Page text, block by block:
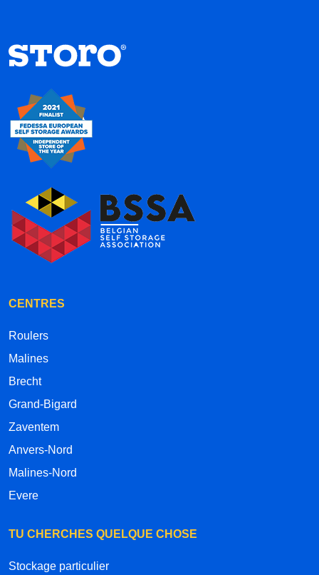
CENTRES
Roulers
Malines
Brecht
Grand-Bigard
Zaventem
Anvers-Nord
Malines-Nord
Evere
TU CHERCHES QUELQUE CHOSE
Stockage particulier